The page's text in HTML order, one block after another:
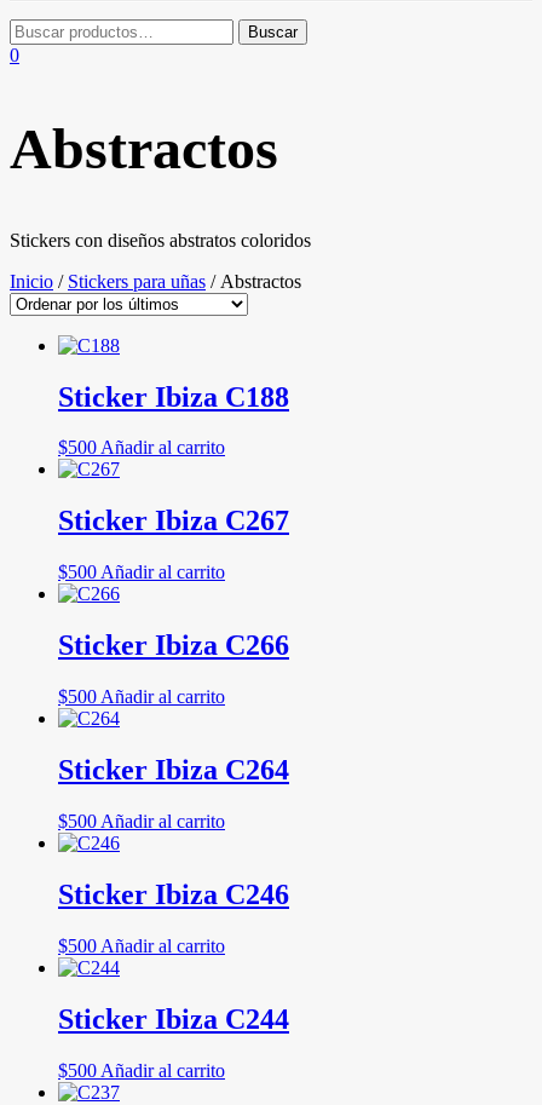
0
Abstractos
Stickers con diseños abstratos coloridos
Inicio / Stickers para uñas / Abstractos
Sticker Ibiza C188
$500Añadir al carrito
Sticker Ibiza C267
$500 Añadir al carrito
Sticker Ibiza C266
$500 Añadir al carrito
Sticker Ibiza C264
$500 Añadir al carrito
Sticker Ibiza C246
$500 Añadir al carrito
Sticker Ibiza C244
$500 Añadir al carrito